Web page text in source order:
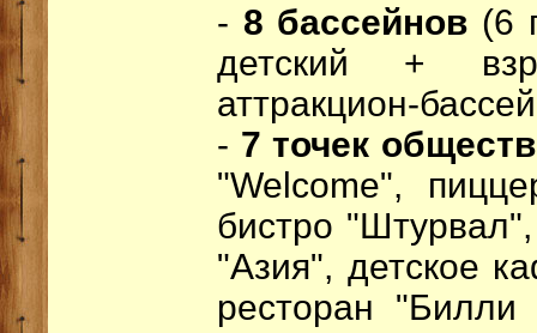
- 8 бассейнов (6
детский +
аттракцион-
- 7 точек
"Welcome",
бистро
"Азия", детское
ресторан "Билли